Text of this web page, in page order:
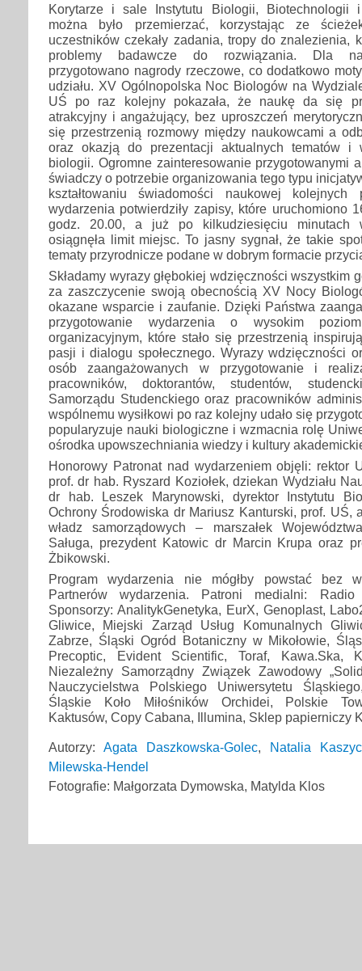
Korytarze i sale Instytutu Biologii, Biotechnologii
można było przemierzać, korzystając ze
uczestników czekały zadania, tropy do znalezienia,
problemy badawcze do rozwiązania. Dla
przygotowano nagrody rzeczowe, co dodatkowo
udziału. XV Ogólnopolska Noc Biologów na
UŚ po raz kolejny pokazała, że naukę da się
atrakcyjny i angażujący, bez uproszczeń
się przestrzenią rozmowy między naukowcami a
oraz okazją do prezentacji aktualnych tematów i
biologii. Ogromne zainteresowanie przygotowanymi
świadczy o potrzebie organizowania tego typu
kształtowaniu świadomości naukowej kolejnych
wydarzenia potwierdziły zapisy, które uruchomiono
godz. 20.00, a już po kilkudziesięciu minutach
osiągnęła limit miejsc. To jasny sygnał, że takie
tematy przyrodnicze podane w dobrym formacie
Składamy wyrazy głębokiej wdzięczności wszystkim
za zaszczycenie swoją obecnością XV Nocy
okazane wsparcie i zaufanie. Dzięki Państwa
przygotowanie wydarzenia o wysokim
organizacyjnym, które stało się przestrzenią
pasji i dialogu społecznego. Wyrazy wdzięczności
osób zaangażowanych w przygotowanie i
pracowników, doktorantów, studentów,
Samorządu Studenckiego oraz pracowników
wspólnemu wysiłkowi po raz kolejny udało się
popularyzuje nauki biologiczne i wzmacnia rolę
ośrodka upowszechniania wiedzy i kultury
Honorowy Patronat nad wydarzeniem objęli: rektor
prof. dr hab. Ryszard Koziołek, dziekan Wydziału
dr hab. Leszek Marynowski, dyrektor Instytutu
Ochrony Środowiska dr Mariusz Kanturski, prof. UŚ,
władz samorządowych – marszałek
Saługa, prezydent Katowic dr Marcin Krupa oraz
Żbikowski.
Program wydarzenia nie mógłby powstać bez
Partnerów wydarzenia. Patroni medialni:
Sponsorzy: AnalitykGenetyka, EurX, Genoplast,
Gliwice, Miejski Zarząd Usług Komunalnych
Zabrze, Śląski Ogród Botaniczny w Mikołowie,
Precoptic, Evident Scientific, Toraf, Kawa.Ska,
Niezależny Samorządny Związek Zawodowy
Nauczycielstwa Polskiego Uniwersytetu
Śląskie Koło Miłośników Orchidei, Polskie
Kaktusów, Copy Cabana, Illumina, Sklep papierniczy
Autorzy: Agata Daszkowska-Golec, Natalia
Milewska-Hendel
Fotografie: Małgorzata Dymowska, Matylda Klos